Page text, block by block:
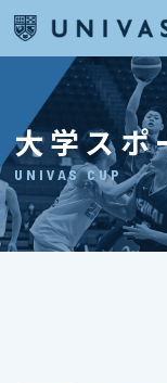
大学スポ
UNIVAS CUP